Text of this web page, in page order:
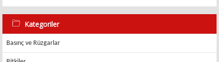
Kategoriler
Basınç ve Rüzgarlar